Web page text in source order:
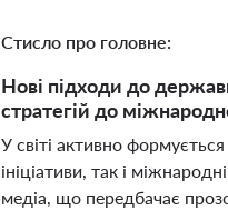
Стисло про головне:
Нові підходи до
стратегій до
У світі активно
ініціативи, так і
медіа, що передбачає